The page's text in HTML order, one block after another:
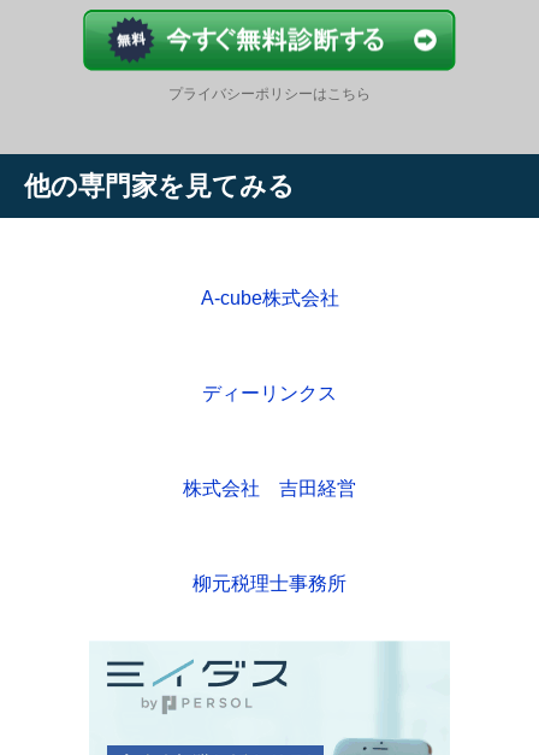
プライバシーポリシーはこちら
他の専門家を見てみる
A-cube株式会社
ディーリンクス
株式会社 吉田経営
柳元税理士事務所